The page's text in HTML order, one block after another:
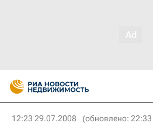
12:23 29.07.2008 (обновлено: